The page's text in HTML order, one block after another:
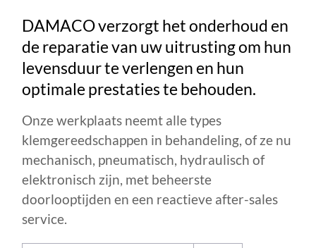
DAMACO verzorgt het onderhoud en
de reparatie van uw uitrusting om hun
levensduur te verlengen en hun
optimale prestaties te behouden.
Onze werkplaats neemt alle types
klemgereedschappen in behandeling, of ze nu
mechanisch, pneumatisch, hydraulisch of
elektronisch zijn, met beheerste
doorlooptijden en een reactieve after-sales
service.